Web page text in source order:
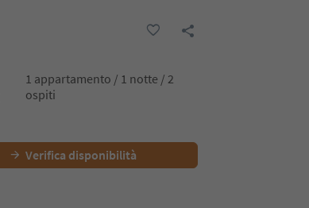
1 appartamento / 1 notte / 2
ospiti
Verifica disponibilità